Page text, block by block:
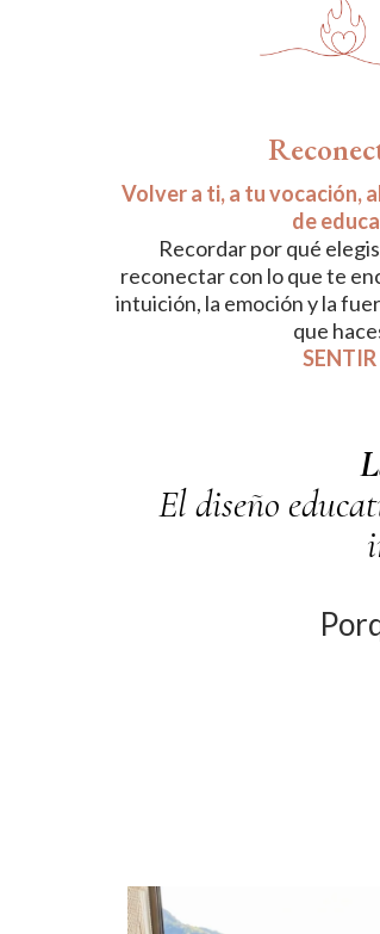
Volver a ti, a tu vocación,
de
Recordar por qué
reconectar con lo que te
intuición, la emoción y la
que
SENTIR
El diseño